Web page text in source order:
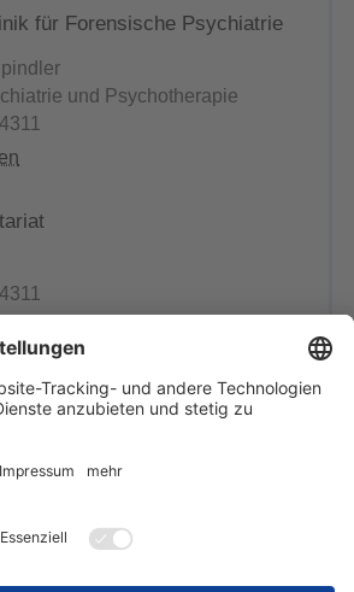
für Forensische Psychiatrie
und Psychotherapie